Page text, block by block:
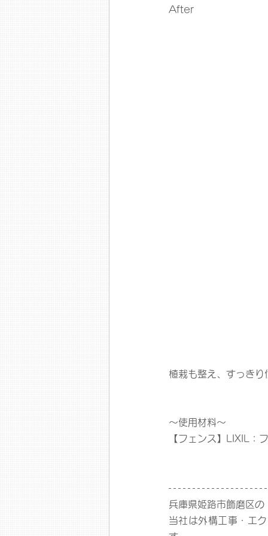
After
植栽も整え、すっきり
～使用材料～
【フェンス】LIXIL：
兵庫県姫路市飾磨区
当社は外構工事・エ